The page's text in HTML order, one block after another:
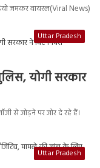
जमकर वायरल(Viral News)
Uttar Pradesh
योगी सरकार
से जोड़ने पर जोर दे रहे हैं।
Uttar Pradesh